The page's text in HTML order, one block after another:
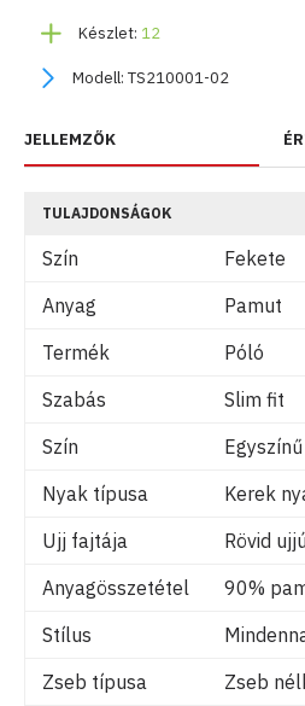
Készlet: 12
Modell: TS210001-02
JELLEMZŐK
TULAJDONSÁGOK
Szín
Fekete
Anyag
Pamut
Termék
Póló
Szabás
Slim fit
Szín
Egyszínű
Nyak típusa
Kerek
Ujj fajtája
Rövid ujjú
Anyagösszetétel
90%
Stílus
Zseb típusa
Zseb